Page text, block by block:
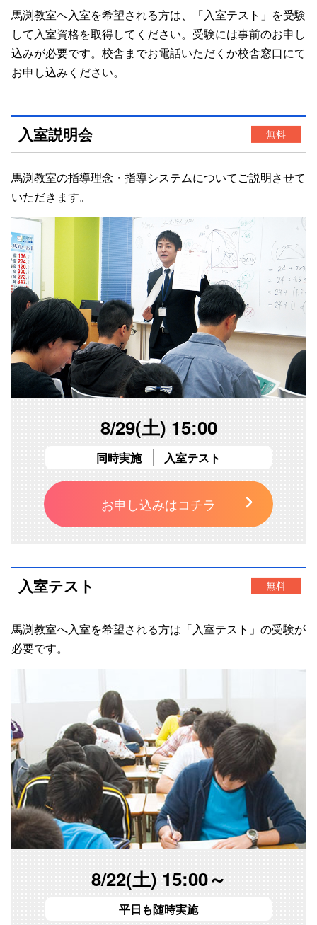
馬渕教室へ入室を希望される方は、「入室テスト」を受験
して入室資格を取得してください。受験には事前のお申し
込みが必要です。校舎までお電話いただくか校舎窓口にて
お申し込みください。
入室説明会 無料
馬渕教室の指導理念・指導システムについてご説明させて
いただきます。
8/29(土) 15:00
同時実施 入室テスト
お申し込みはコチラ
入室テスト 無料
馬渕教室へ入室を希望される方は「入室テスト 」の受験が
必要です。
8/22(土) 15:00～
平日も随時実施